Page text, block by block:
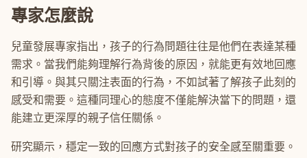
專家怎麼說
兒童發展專家指出，孩子的行為問題往往是他們在表達某種
需求。當我們能夠理解行為背後的原因，就能更有效地回應
和引導。與其只關注表面的行為，不如試著了解孩子此刻的
感受和需要。這種同理心的態度不僅能解決當下的問題，還
能建立更深厚的親子信任關係。
研究顯示，穩定一致的回應方式對孩子的安全感至關重要。